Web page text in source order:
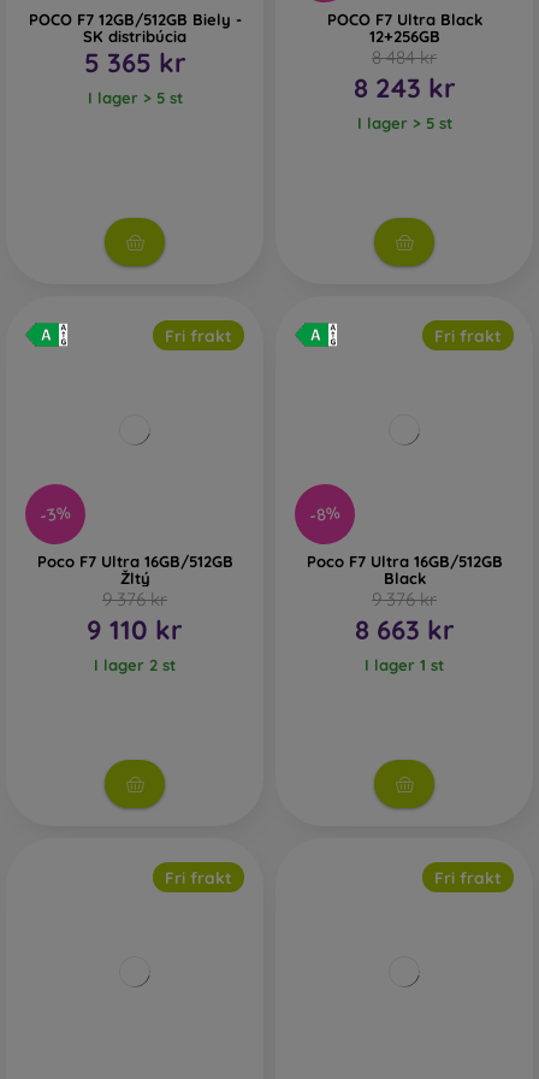
POCO F7 12GB/512GB Biely -
SK distribúcia
5 365 kr
I lager > 5 st
POCO F7 Ultra Black
12+256GB
8 484 kr
8 243 kr
I lager > 5 st
-3%
Fri frakt
Poco F7 Ultra 16GB/512GB
Žltý
9 376 kr
9 110 kr
I lager 2 st
-8%
Fri frakt
Poco F7 Ultra 16GB/512GB
Black
9 376 kr
8 663 kr
I lager 1 st
Fri frakt Fri frakt